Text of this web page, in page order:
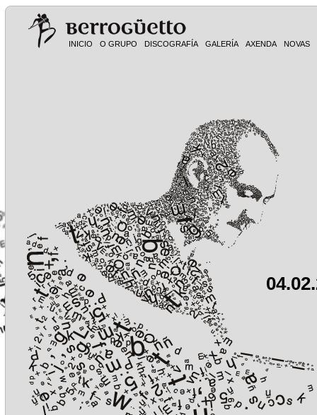
INICIO O GRUPO DISCOGRAFÍA GALERÍA AXENDA NOVAS